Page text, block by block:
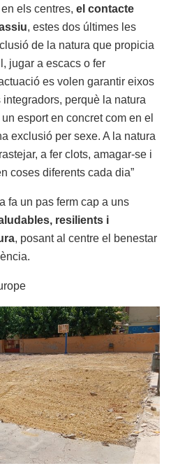
els centres,el contacte
, estes dos últimes les
de la natura que propicia
jugar a escacs o fer
es volen garantir eixos
perquè la natura
esport en concret com en el
exclusió per sexe. A la natura
a fer clots, amagar-se i
coses diferents cada dia”
fa un pas ferm cap a uns
resilients i
, posant al centre el benestar